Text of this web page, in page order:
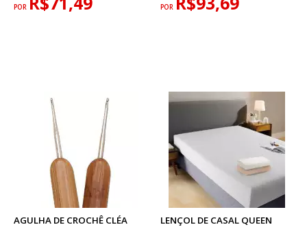
POR POR
AGULHA DE CROCHÊ CLÉA
LENÇOL DE CASAL QUEEN